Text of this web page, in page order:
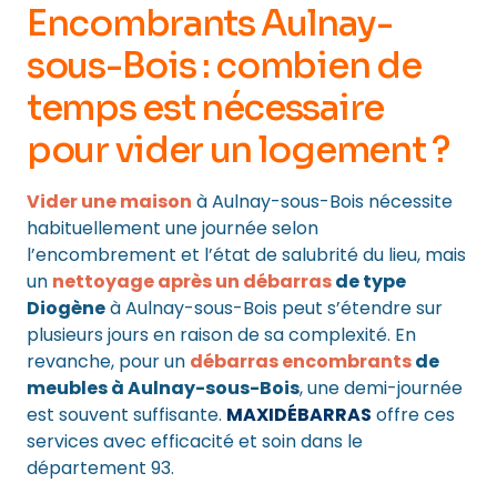
Encombrants Aulnay-
sous-Bois : combien de
temps est nécessaire
pourvider un logement?
Vider une maison à Aulnay-sous-Bois nécessite
habituellement une journée selon
l’encombrement et l’état de salubrité du lieu, mais
un nettoyage après un débarrasde type
Diogèneà Aulnay-sous-Bois peut s’étendre sur
plusieurs jours en raison de sa complexité. En
revanche, pour un débarras encombrantsde
meubles à Aulnay-sous-Bois, une demi-journée
est souvent suffisante. MAXIDÉBARRAS offre ces
services avec efficacité et soin dans le
département 93.